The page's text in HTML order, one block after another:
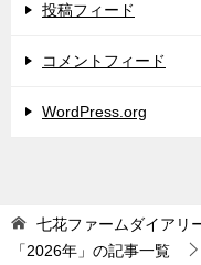
投稿フィード
コメントフィード
WordPress.org
七花ファームダイアリ
「2026年」の記事一覧